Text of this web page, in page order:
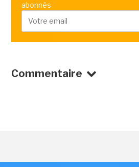
abonnés
Commentaire